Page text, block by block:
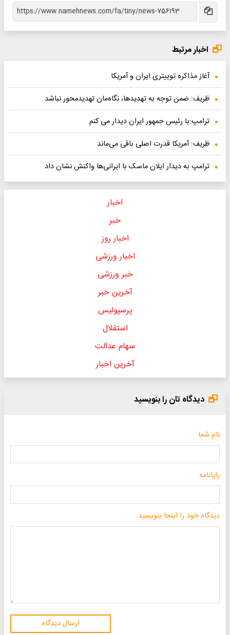
اخبار مرتبط
آغاز مذاکره توییتری ایران و آمریکا
ظریف: ضمن توجه به تهدیدها، نگاه‌مان تهدیدمحور نباشد
ترامپ:با رئیس جمهور ایران دیدار می کنم
ظریف: آمریکا قدرت اصلی باقی می‌ماند
ترامپ به دیدار ایلان ماسک با ایرانی‌ها واکنش نشان داد
اخبار
خبر
اخبار روز
اخبار ورزشی
خبر ورزشی
آخرین خبر
پرسپولیس
استقلال
سهام عدالت
آخرین اخبار
دیدگاه تان را بنویسید
نام شما
رایانامه
دیدگاه خود را اینجا بنویسید:
ارسال دیدگاه